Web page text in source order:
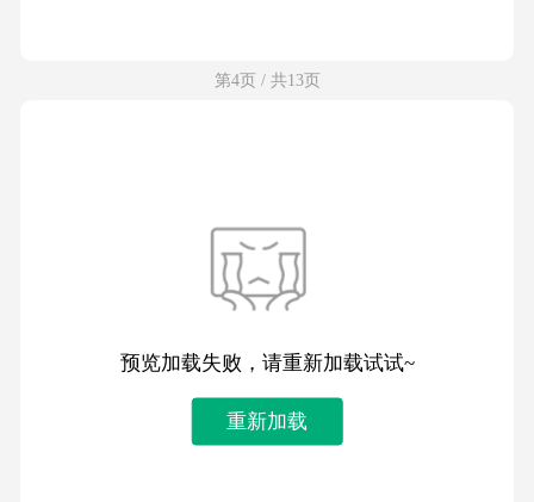
第4页 / 共13页
预览加载失败，请重新加载试试~
重新加载